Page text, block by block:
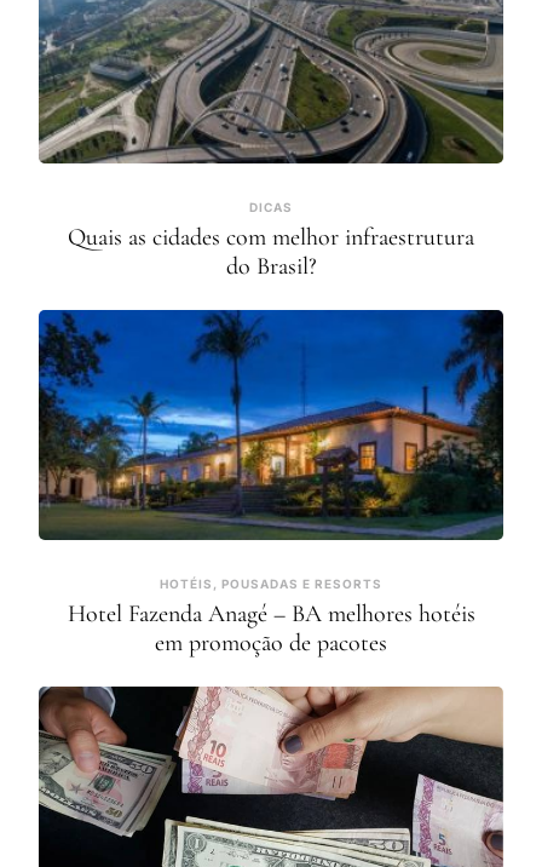
DICAS
Quais as cidades com melhor infraestrutura
do Brasil?
HOTÉIS, POUSADAS E RESORTS
Hotel Fazenda Anagé – BA melhores hotéis
em promoção de pacotes